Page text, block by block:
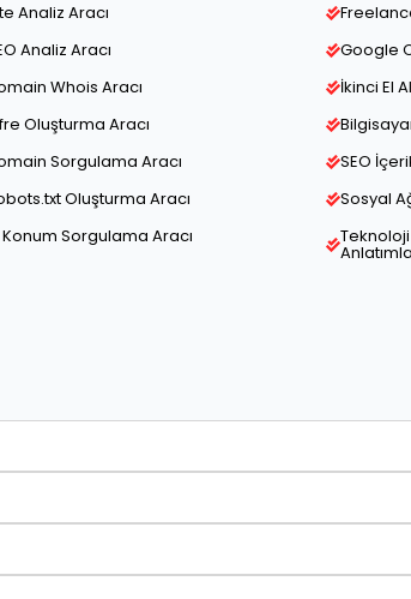
Analiz Aracı
Analiz Aracı
Whois Aracı
Oluşturma Aracı
Sorgulama Aracı
Oluşturma Aracı
Konum Sorgulama Aracı
Google
İkinci El
SEO
Sosyal